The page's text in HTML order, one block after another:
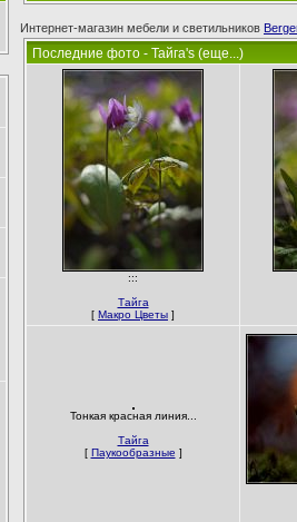
Интернет-магазин мебели и светильников
Последние фото - Тайга's (еще...)
:::
Тайга
[ Макро Цветы ]
Тонкая красная линия...
Тайга
[ Паукообразные ]